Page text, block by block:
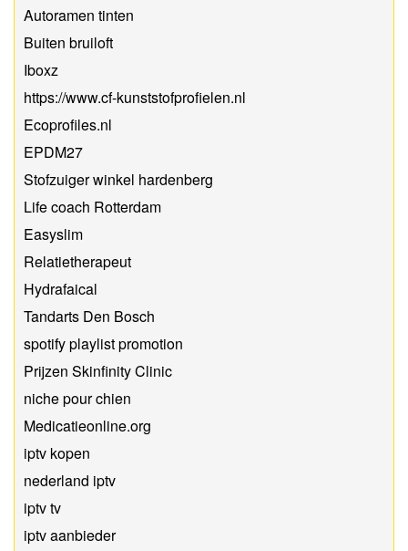
Autoramen tinten
Buiten bruiloft
Iboxz
https://www.cf-kunststofprofielen.nl
Ecoprofiles.nl
EPDM27
Stofzuiger winkel hardenberg
Life coach Rotterdam
Easyslim
Relatietherapeut
Hydrafaical
Tandarts Den Bosch
spotify playlist promotion
Prijzen Skinfinity Clinic
niche pour chien
Medicatieonline.org
iptv kopen
nederland iptv
iptv tv
iptv aanbieder